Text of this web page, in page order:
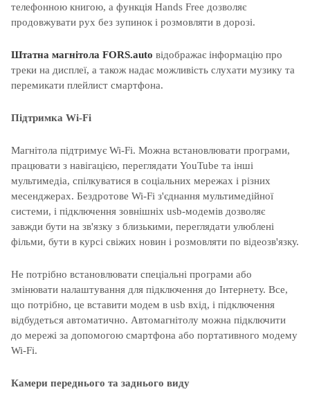
телефонною книгою, а функція Hands Free дозволяє
продовжувати рух без зупинок і розмовляти в дорозі.
Штатна магнітола FORS.auto відображає інформацію про
треки на дисплеї, а також надає можливість слухати музику та
перемикати плейлист смартфона.
Підтримка Wi-Fi
Магнітола підтримує Wi-Fi. Можна встановлювати програми,
працювати з навігацією, переглядати YouTube та інші
мультимедіа, спілкуватися в соціальних мережах і різних
месенджерах. Бездротове Wi-Fi з'єднання мультимедійної
системи, і підключення зовнішніх usb-модемів дозволяє
завжди бути на зв'язку з близькими, переглядати улюблені
фільми, бути в курсі свіжих новин і розмовляти по відеозв'язку.
Не потрібно встановлювати спеціальні програми або
змінювати налаштування для підключення до Інтернету. Все,
що потрібно, це вставити модем в usb вхід, і підключення
відбудеться автоматично. Автомагнітолу можна підключити
до мережі за допомогою смартфона або портативного модему
Wi-Fi.
Камери переднього та заднього виду